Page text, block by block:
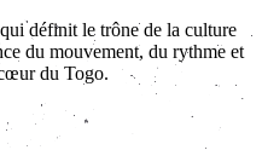
définit le trône de la culture
du mouvement, du rythme et
du Togo.